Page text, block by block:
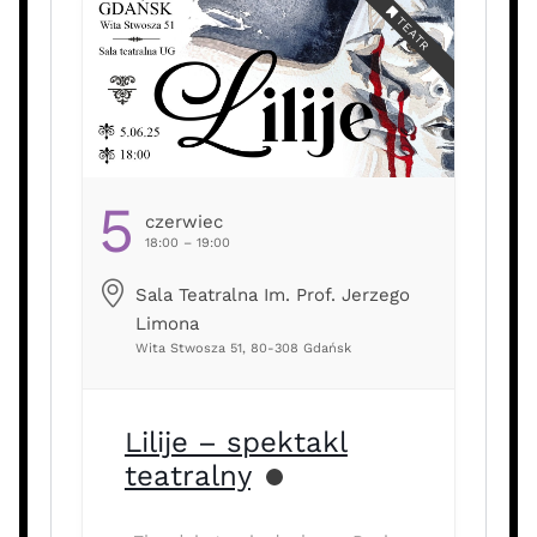
miesza się […] …
TEATR
5 Czerwiec
18:00 – 19:00
Sala Teatralna Im. Prof. Jerzego
Limona
Wita Stwosza 51, 80-308 Gdańsk
Lilije – spektakl
teatralny